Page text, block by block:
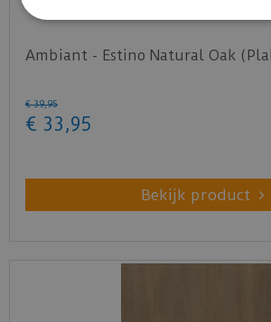
Ambiant - Estino Natural Oak
€ 39,95
€ 33 ,95
Bekijk product